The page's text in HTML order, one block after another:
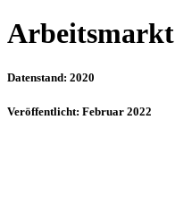
Arbeitsmarkt
Datenstand: 2020
Veröffentlicht: Februar 2022